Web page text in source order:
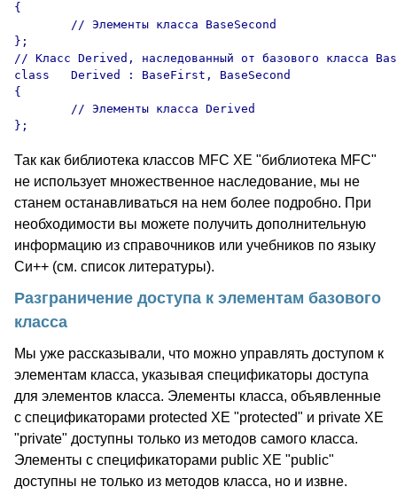
{
};
// Класс Derived, наследованный от базового класса
class	Derived : BaseFirst, BaseSecond
{
Так как библиотека классов MFC XE "библиотека MFC"
не использует множественное наследование, мы не
станем останавливаться на нем более подробно. При
необходимости вы можете получить дополнительную
информацию из справочников или учебников по языку
Си++ (см. список литературы).
Разграничение доступа к элементам базового
класса
Мы уже рассказывали, что можно управлять доступом к
элементам класса, указывая спецификаторы доступа
для элементов класса. Элементы класса, объявленные
с спецификаторами protected XE "protected" и private XE
"private" доступны только из методов самого класса.
Элементы с спецификаторами public XE "public"
доступны не только из методов класса, но и извне.